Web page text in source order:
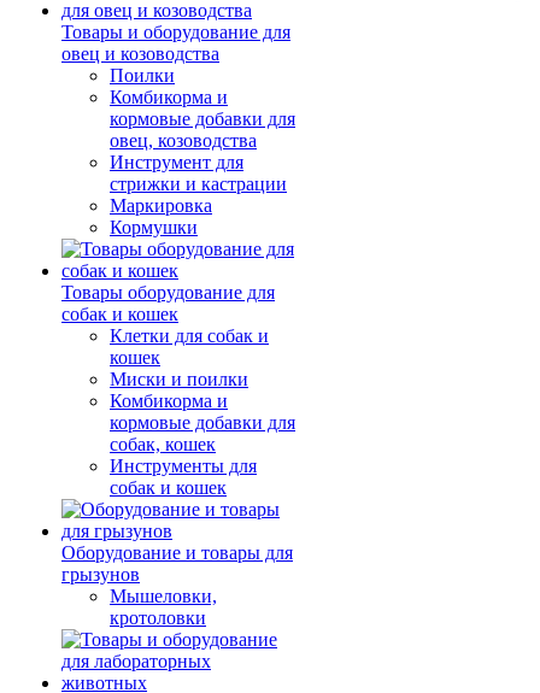
Товары и оборудование для
овец и козоводства
Поилки
Комбикорма и
кормовые добавки для
овец, козоводства
Инструмент для
стрижки и кастрации
Маркировка
Кормушки
Товары оборудование для
собак и кошек
Клетки для собак и
кошек
Миски и поилки
Комбикорма и
кормовые добавки для
собак, кошек
Инструменты для
собак и кошек
Оборудование и товары для
грызунов
Мышеловки,
кротоловки